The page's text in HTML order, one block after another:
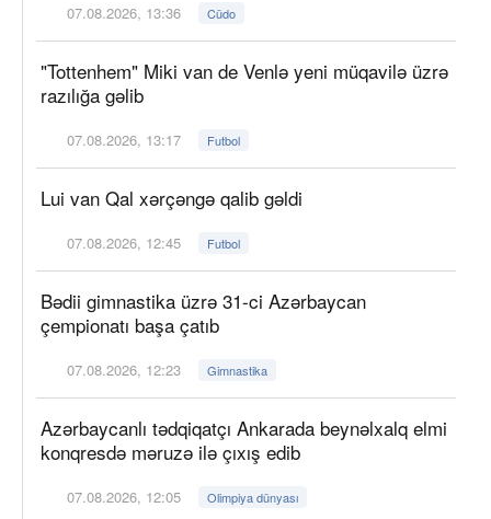
07.08.2026, 13:36 Cüdo
"Tottenhem" Miki van de Venlə yeni müqavilə üzrə
razılığa gəlib
07.08.2026, 13:17 Futbol
Lui van Qal xərçəngə qalib gəldi
07.08.2026, 12:45 Futbol
Bədii gimnastika üzrə 31-ci Azərbaycan
çempionatı başa çatıb
07.08.2026, 12:23 Gimnastika
Azərbaycanlı tədqiqatçı Ankarada beynəlxalq elmi
konqresdə məruzə ilə çıxış edib
07.08.2026, 12:05 Olimpiya dünyası